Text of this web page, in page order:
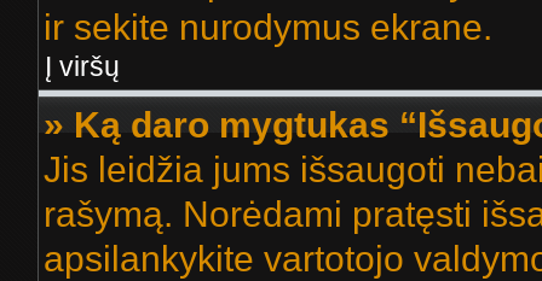
ir sekite nurodymus ekrane.
Į viršų
» Ką daro mygtukas
Jis leidžia jums išsaugoti
rašymą. Norėdami pratęsti
apsilankykite vartotojo